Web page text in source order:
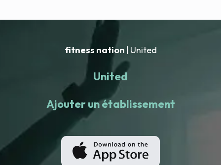
fitness nation | United
United
Ajouter un établissement